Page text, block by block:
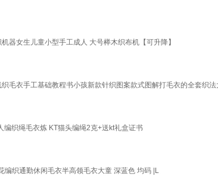
器女生儿童小型手工成人 大号榉木织布机【可升降】
毛衣手工基础教程书小孩新款针织图案款式图解打毛衣的全套织法
织绳毛衣炼 KT猫头编绳2克+送kt礼盒证书
织通勤休闲毛衣半高领毛衣大童 深蓝色 均码 |L